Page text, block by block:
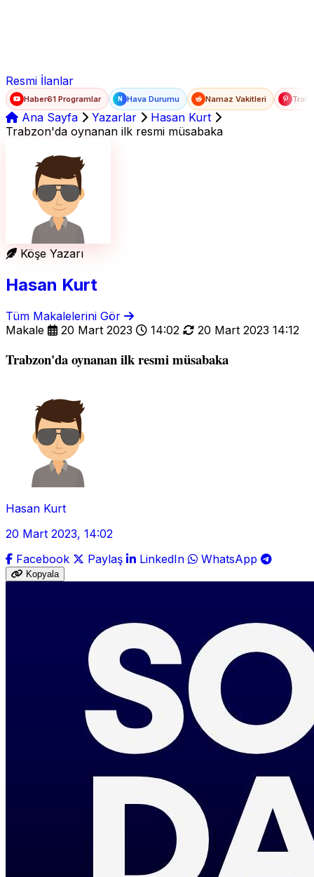
Resmi İlanlar
Haber61 Programlar N Hava Durumu Namaz Vakitleri
Ana Sayfa Yazarlar
Hasan Kurt
Trabzon'da oynanan ilk resmi müsabaka
Köşe Yazarı
Hasan Kurt
Tüm Makalelerini Gör
Makale
20 Mart 2023 14:02 20 Mart 2023 14:12
Trabzon'da oynanan ilk resmi müsabaka
Hasan Kurt
20 Mart 2023, 14:02
Facebook
Paylaş LinkedIn WhatsApp
Kopyala